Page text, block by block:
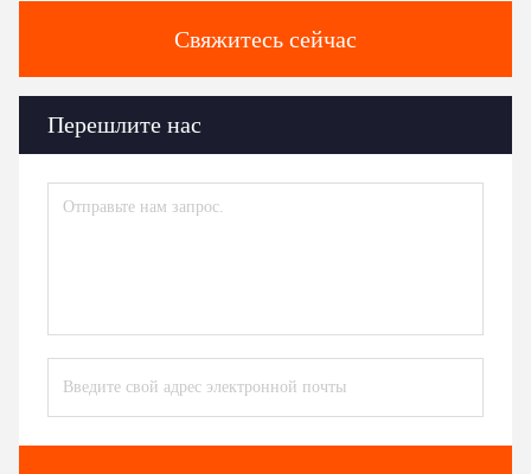
Свяжитесь сейчас
Перешлите нас